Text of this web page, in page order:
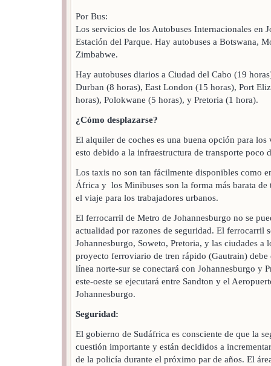
Por Bus:
Los servicios de los Autobuses Internacionales en
Estación del Parque. Hay autobuses a Botswana,
Zimbabwe.
Hay autobuses diarios a Ciudad del Cabo (19
Durban (8 horas), East London (15 horas), Port
horas), Polokwane (5 horas), y Pretoria (1 hora).
¿Cómo desplazarse?
El alquiler de coches es una buena opción para los
esto debido a la infraestructura de transporte poco
Los taxis no son tan fácilmente disponibles como
África y los Minibuses son la forma más barata de
el viaje para los trabajadores urbanos.
El ferrocarril de Metro de Johannesburgo no se
actualidad por razones de seguridad. El ferrocarril
Johannesburgo, Soweto, Pretoria, y las ciudades a
proyecto ferroviario de tren rápido (Gautrain) debe
línea norte-sur se conectará con Johannesburgo y
este-oeste se ejecutará entre Sandton y el
Johannesburgo.
Seguridad:
El gobierno de Sudáfrica es consciente de que la
cuestión importante y están decididos a
de la policía durante el próximo par de años. El